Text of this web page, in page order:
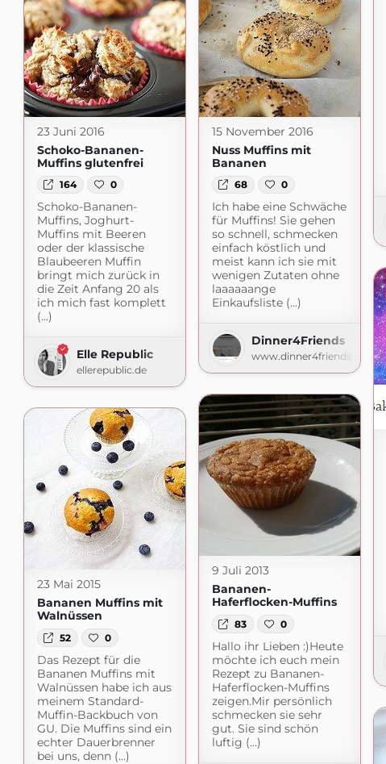
23 Juni 2016
Schoko-Bananen-
Muffins glutenfrei
164 0
Schoko-Bananen-
Muffins, Joghurt-
Muffins mit Beeren
oder der klassische
Blaubeeren Muffin
bringt mich zurück in
die Zeit Anfang 20 als
ich mich fast komplett
(...)
Elle Republic
ellerepublic.de
15 November 2016
Nuss Muffins mit
Bananen
68 0
Ich habe eine Schwäche
für Muffins! Sie gehen
so schnell, schmecken
einfach köstlich und
meist kann ich sie mit
wenigen Zutaten ohne
laaaaaange
Einkaufsliste (...)
Dinner4Friends
www.dinner4friends.de
9 Juli 2013
Bananen-
Haferflocken-Muffins
83 0
Hallo ihr Lieben :)Heute
möchte ich euch mein
Rezept zu Bananen-
Haferflocken-Muffins
zeigen.Mir persönlich
schmecken sie sehr
gut. Sie sind schön
luftig (...)
23 Mai 2015
Bananen Muffins mit
Walnüssen
52 0
Das Rezept für die
Bananen Muffins mit
Walnüssen habe ich aus
meinem Standard-
Muffin-Backbuch von
GU. Die Muffins sind ein
echter Dauerbrenner
bei uns, denn (...)